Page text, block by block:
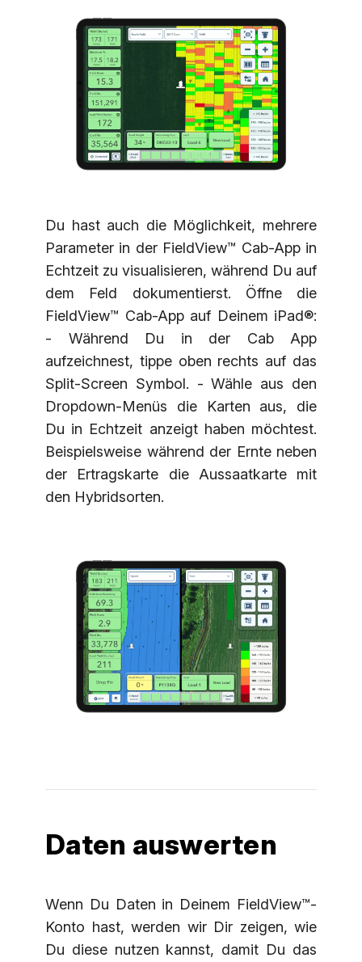
Du hast auch die Möglichkeit, mehrere
Parameter in der FieldView™ Cab-App in
Echtzeit zu visualisieren, während Du auf
dem Feld dokumentierst. Öffne die
FieldView™ Cab-App auf Deinem iPad®:
- Während Du in der Cab App
aufzeichnest, tippe oben rechts auf das
Split-Screen Symbol. - Wähle aus den
Dropdown-Menüs die Karten aus, die
Du in Echtzeit anzeigt haben möchtest.
Beispielsweise während der Ernte neben
der Ertragskarte die Aussaatkarte mit
den Hybridsorten.
Daten auswerten
Wenn Du Daten in Deinem FieldView™-
Konto hast, werden wir Dir zeigen, wie
Du diese nutzen kannst, damit Du das